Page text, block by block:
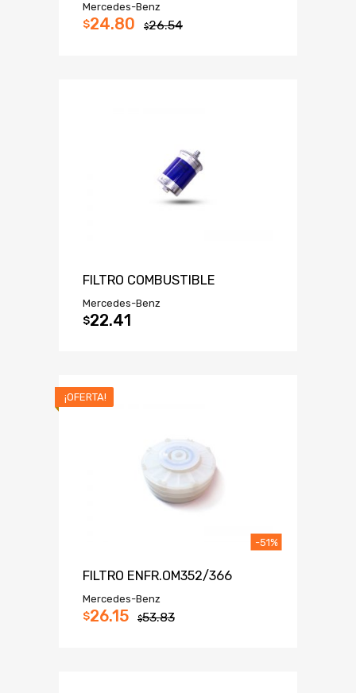
Mercedes-Benz
$26.54
$24.80
FILTRO COMBUSTIBLE
Mercedes-Benz
$22.41
¡OFERTA!
FILTRO ENFR.OM352/366
Mercedes-Benz
$53.83
$26.15
-51%